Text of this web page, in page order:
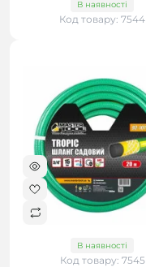
В наявності
Код товару: 7544
В наявності
Код товару: 7545